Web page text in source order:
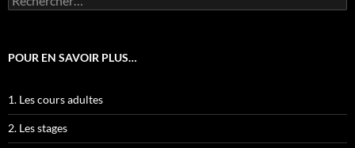
POUR EN SAVOIR PLUS…
1. Les cours adultes
2. Les stages